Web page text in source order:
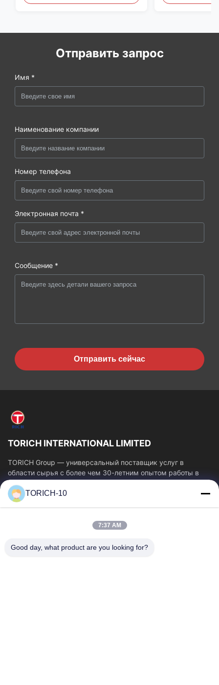
Отправить запрос
Имя *
Наименование компании
Номер телефона
Электронная почта *
Сообщение *
Отправить сейчас
TORICH INTERNATIONAL LIMITED
TORICH Group — универсальный поставщик услуг в
области сырья с более чем 30-летним опытом работы в
производстве, исследованиях и разработках,...
Быстрые Ссылки
О Компании
Наша Фабрика
Контроль Качества
TORICH-10
7:37 AM
Good day, what product are you looking for?